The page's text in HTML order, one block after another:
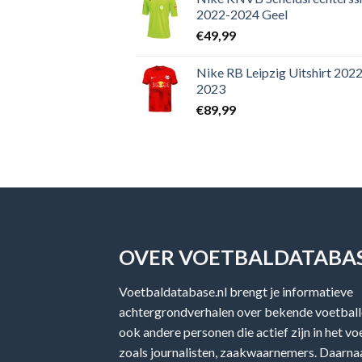
2022-2024 Geel
€49,99
Nike RB Leipzig Uitshirt
2023
€89,99
OVER
Voetbaldatabase.nl brengt je informatieve
achtergrondverhalen over bekende
ook andere personen die actief zijn in het
zoals journalisten, zaakwaarnemers.